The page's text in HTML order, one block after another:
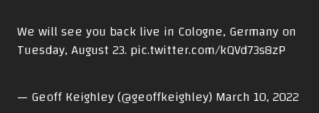
We will see you back live in Cologne, Germany on
Tuesday, August 23. pic.twitter.com/kQVd73s8zP
— Geoff Keighley (@geoffkeighley)March 10, 2022